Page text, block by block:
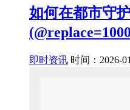
如何在都市守
即时资讯 时间：2026-